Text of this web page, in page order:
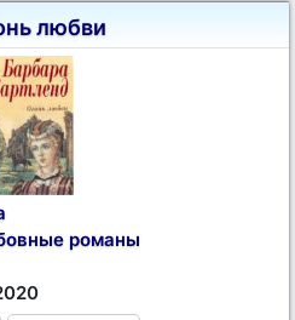
любви
романы